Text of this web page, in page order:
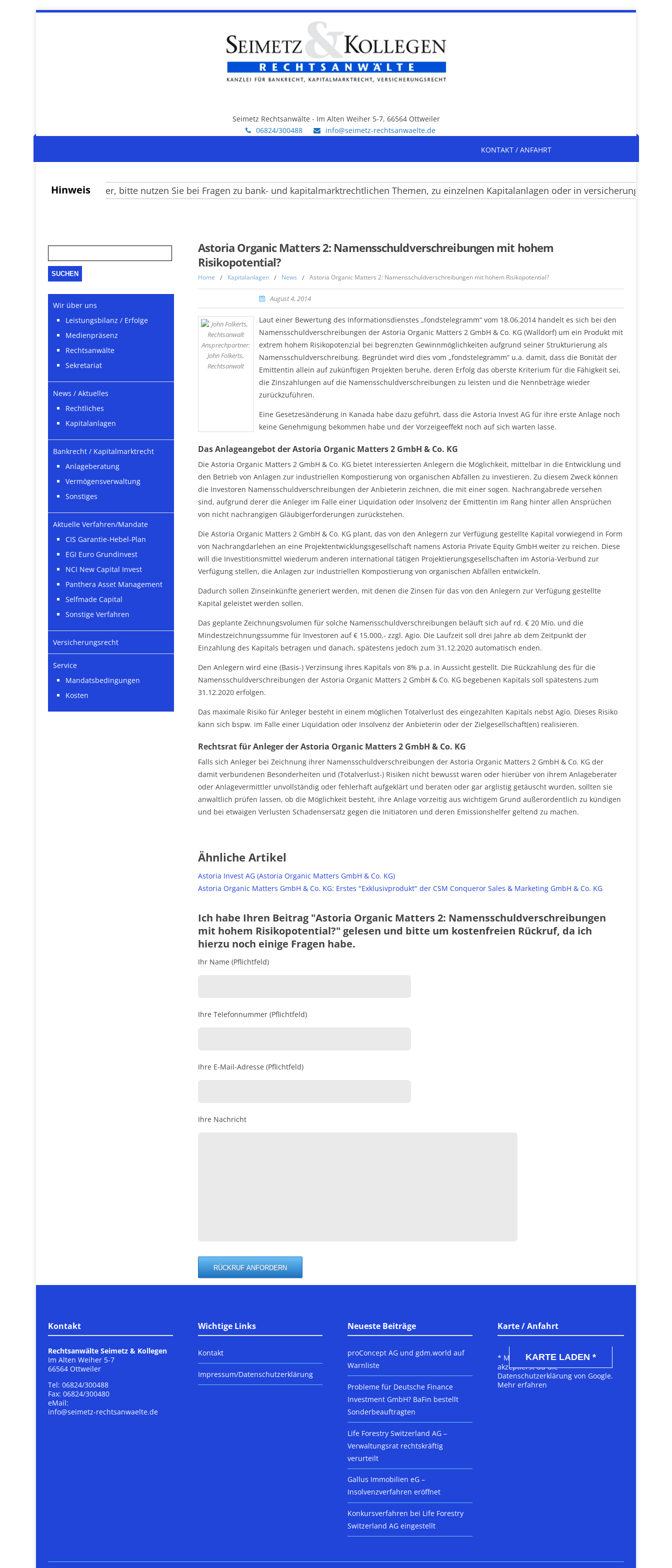
Seimetz Rechtsanwälte - Im Alten Weiher 5-7, 66564 Ottweiler
06824/300488
info@seimetz-rechtsanwaelte.de
KONTAKT / ANFAHRT
Hinweis
Verehrte Besucher, bitte nutzen Sie bei Fragen zu bank- und kapitalmarktrechtlichen Themen, zu einzelnen Kapitalanlagen oder in
Astoria Organic Matters 2: Namensschuldverschreibungen mit hohem
Risikopotential?
Home / Kapitalanlagen / News / Astoria Organic Matters 2: Namensschuldverschreibungen mit hohem Risikopotential?
Ansprechpartner:
John Folkerts,
Rechtsanwalt
August 4, 2014
Laut einer Bewertung des Informationsdienstes „fondstelegramm“ vom 18.06.2014 handelt es sich bei den
Namensschuldverschreibungen der Astoria Organic Matters 2 GmbH & Co. KG (Walldorf) um ein Produkt mit
extrem hohem Risikopotenzial bei begrenzten Gewinnmöglichkeiten aufgrund seiner Strukturierung als
Namensschuldverschreibung. Begründet wird dies vom „fondstelegramm“ u.a. damit, dass die Bonität der
Emittentin allein auf zukünftigen Projekten beruhe, deren Erfolg das oberste Kriterium für die Fähigkeit sei,
die Zinszahlungen auf die Namensschuldverschreibungen zu leisten und die Nennbeträge wieder
zurückzuführen.
Eine Gesetzesänderung in Kanada habe dazu geführt, dass die Astoria Invest AG für ihre erste Anlage noch
keine Genehmigung bekommen habe und der Vorzeigeeffekt noch auf sich warten lasse.
Das Anlageangebot der Astoria Organic Matters 2 GmbH & Co. KG
Die Astoria Organic Matters 2 GmbH & Co. KG bietet interessierten Anlegern die Möglichkeit, mittelbar in die Entwicklung und
den Betrieb von Anlagen zur industriellen Kompostierung von organischen Abfällen zu investieren. Zu diesem Zweck können
die Investoren Namensschuldverschreibungen der Anbieterin zeichnen, die mit einer sogen. Nachrangabrede versehen
sind, aufgrund derer die Anleger im Falle einer Liquidation oder Insolvenz der Emittentin im Rang hinter allen Ansprüchen
von nicht nachrangigen Gläubigerforderungen zurückstehen.
Die Astoria Organic Matters 2 GmbH & Co. KG plant, das von den Anlegern zur Verfügung gestellte Kapital vorwiegend in Form
von Nachrangdarlehen an eine Projektentwicklungsgesellschaft namens Astoria Private Equity GmbH weiter zu reichen. Diese
will die Investitionsmittel wiederum anderen international tätigen Projektierungsgesellschaften im Astoria-Verbund zur
Verfügung stellen, die Anlagen zur industriellen Kompostierung von organischen Abfällen entwickeln.
Dadurch sollen Zinseinkünfte generiert werden, mit denen die Zinsen für das von den Anlegern zur Verfügung gestellte
Kapital geleistet werden sollen.
Das geplante Zeichnungsvolumen für solche Namensschuldverschreibungen beläuft sich auf rd. € 20 Mio. und die
Mindestzeichnungssumme für Investoren auf € 15.000,- zzgl. Agio. Die Laufzeit soll drei Jahre ab dem Zeitpunkt der
Einzahlung des Kapitals betragen und danach, spätestens jedoch zum 31.12.2020 automatisch enden.
Den Anlegern wird eine (Basis-) Verzinsung ihres Kapitals von 8% p.a. in Aussicht gestellt. Die Rückzahlung des für die
Namensschuldverschreibungen der Astoria Organic Matters 2 GmbH & Co. KG begebenen Kapitals soll spätestens zum
31.12.2020 erfolgen.
Das maximale Risiko für Anleger besteht in einem möglichen Totalverlust des eingezahlten Kapitals nebst Agio. Dieses Risiko
kann sich bspw. im Falle einer Liquidation oder Insolvenz der Anbieterin oder der Zielgesellschaft(en) realisieren.
Rechtsrat für Anleger der Astoria Organic Matters 2 GmbH & Co. KG
Falls sich Anleger bei Zeichnung ihrer Namensschuldverschreibungen der Astoria Organic Matters 2 GmbH & Co. KG der
damit verbundenen Besonderheiten und (Totalverlust-) Risiken nicht bewusst waren oder hierüber von ihrem Anlageberater
oder Anlagevermittler unvollständig oder fehlerhaft aufgeklärt und beraten oder gar arglistig getäuscht wurden, sollten sie
anwaltlich prüfen lassen, ob die Möglichkeit besteht, ihre Anlage vorzeitig aus wichtigem Grund außerordentlich zu kündigen
und bei etwaigen Verlusten Schadensersatz gegen die Initiatoren und deren Emissionshelfer geltend zu machen.
Ähnliche Artikel
Astoria Invest AG (Astoria Organic Matters GmbH & Co. KG)
Astoria Organic Matters GmbH & Co. KG: Erstes "Exklusivprodukt" der CSM Conqueror Sales & Marketing GmbH & Co. KG
Ich habe Ihren Beitrag "Astoria Organic Matters 2: Namensschuldverschreibungen
mit hohem Risikopotential?" gelesen und bitte um kostenfreien Rückruf, da ich
hierzu noch einige Fragen habe.
Ihr Name (Pflichtfeld)
Ihre Telefonnummer (Pflichtfeld)
Ihre E-Mail-Adresse (Pflichtfeld)
Ihre Nachricht
nach:
Wir über uns
Leistungsbilanz / Erfolge
Medienpräsenz
Rechtsanwälte
Sekretariat
News / Aktuelles
Rechtliches
Kapitalanlagen
Bankrecht / Kapitalmarktrecht
Anlageberatung
Vermögensverwaltung
Sonstiges
Aktuelle Verfahren/Mandate
CIS Garantie-Hebel-Plan
EGI Euro Grundinvest
NCI New Capital Invest
Panthera Asset Management
Selfmade Capital
Sonstige Verfahren
Versicherungsrecht
Service
Mandatsbedingungen
Kosten
Kontakt
Rechtsanwälte Seimetz & Kollegen
Im Alten Weiher 5-7
66564 Ottweiler
Tel: 06824/300488
Fax: 06824/300480
eMail:
info@seimetz-rechtsanwaelte.de
Wichtige Links
Kontakt
Impressum/Datenschutzerklärung
Neueste Beiträge
proConcept AG und gdm.world auf
Warnliste
Probleme für Deutsche Finance
Investment GmbH? BaFin bestellt
Sonderbeauftragten
Life Forestry Switzerland AG –
Verwaltungsrat rechtskräftig
verurteilt
Gallus Immobilien eG –
Insolvenzverfahren eröffnet
Konkursverfahren bei Life Forestry
Switzerland AG eingestellt
Karte / Anfahrt
DSGVO MAP
KARTE LADEN *
* Mit dem Laden der Karte
akzeptierst du die
Datenschutzerklärung von Google.
Mehr erfahren